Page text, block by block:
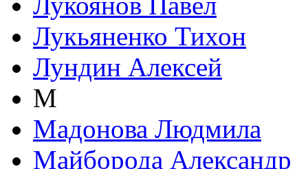
Лукьяненко Тихон
Лундин Алексей
М
Мадонова Людмила
Майборода Александр